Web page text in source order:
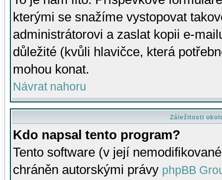
kterými se snažíme vystopovat
administrátorovi a zaslat kopii e-
důležité (kvůli hlavičce, která
mohou konat.
Návrat nahoru
Záležitosti
Kdo napsal tento program?
Tento software (v její
chráněn autorskými právy phpBB